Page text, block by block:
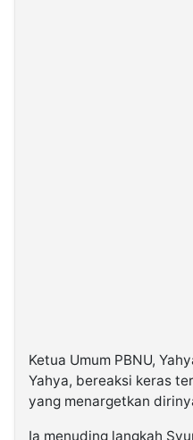
Ketua Umum PBNU,
Yahya, bereaksi keras
yang menargetkan
Ia menuding langkah